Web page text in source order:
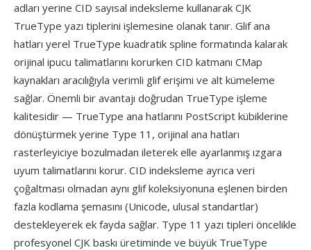
adları yerine CID sayısal indeksleme kullanarak CJK
TrueType yazı tiplerini işlemesine olanak tanır. Glif ana
hatları yerel TrueType kuadratik spline formatında kalarak
orijinal ipucu talimatlarını korurken CID katmanı CMap
kaynakları aracılığıyla verimli glif erişimi ve alt kümeleme
sağlar. Önemli bir avantajı doğrudan TrueType işleme
kalitesidir — TrueType ana hatlarını PostScript kübiklerine
dönüştürmek yerine Type 11, orijinal ana hatları
rasterleyiciye bozulmadan ileterek elle ayarlanmış ızgara
uyum talimatlarını korur. CID indeksleme ayrıca veri
çoğaltması olmadan aynı glif koleksiyonuna eşlenen birden
fazla kodlama şemasını (Unicode, ulusal standartlar)
destekleyerek ek fayda sağlar. Type 11 yazı tipleri öncelikle
profesyonel CJK baskı üretiminde ve büyük TrueType